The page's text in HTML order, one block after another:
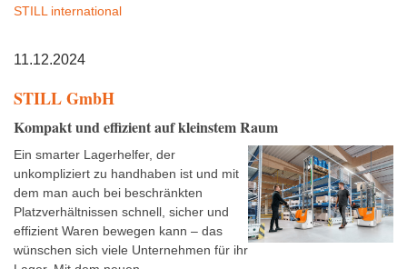
STILL international
11.12.2024
STILL GmbH
Kompakt und effizient auf kleinstem Raum
Ein smarter Lagerhelfer, der
unkompliziert zu handhaben ist und mit
dem man auch bei beschränkten
Platzverhältnissen schnell, sicher und
effizient Waren bewegen kann – das
wünschen sich viele Unternehmen für ihr